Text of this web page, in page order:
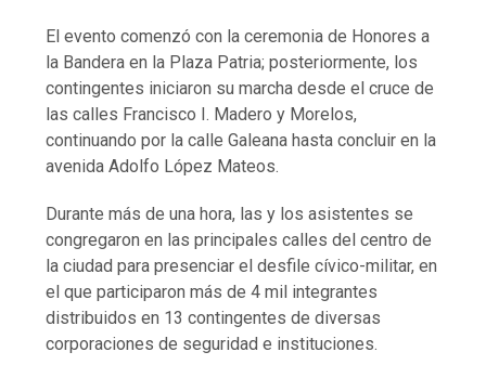
El evento comenzó con la ceremonia de Honores a
la Bandera en la Plaza Patria; posteriormente, los
contingentes iniciaron su marcha desde el cruce de
las calles Francisco I. Madero y Morelos,
continuando por la calle Galeana hasta concluir en la
avenida Adolfo López Mateos.
Durante más de una hora, las y los asistentes se
congregaron en las principales calles del centro de
la ciudad para presenciar el desfile cívico-militar, en
el que participaron más de 4 mil integrantes
distribuidos en 13 contingentes de diversas
corporaciones de seguridad e instituciones.